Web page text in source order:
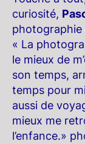
curiosité,
photographie
« La
le mieux de
son temps,
temps pour
aussi de
mieux me
l’enfance.»